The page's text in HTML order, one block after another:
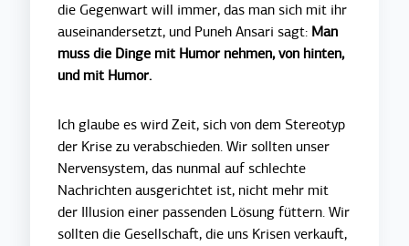
die Gegenwart will immer, das man sich mit ihr
auseinandersetzt, und Puneh Ansari sagt: Man
muss die Dinge mit Humor nehmen, von hinten,
und mit Humor.
Ich glaube es wird Zeit, sich von dem Stereotyp
der Krise zu verabschieden. Wir sollten unser
Nervensystem, das nunmal auf schlechte
Nachrichten ausgerichtet ist, nicht mehr mit
der Illusion einer passenden Lösung füttern. Wir
sollten die Gesellschaft, die uns Krisen verkauft,